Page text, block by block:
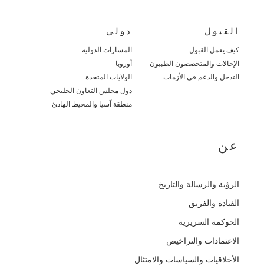
القبول
كيف يعمل القبول
الإحالات والمتخصصون الطبيون
التدخل والدعم في الأزمات
دولي
المسارات الدولية
أوروبا
الولايات المتحدة
دول مجلس التعاون الخليجي
منطقة آسيا والمحيط الهادئ
عن
الرؤية والرسالة والتاريخ
القيادة والفريق
الحوكمة السريرية
الاعتمادات والتراخيص
الأخلاقيات والسياسات والامتثال